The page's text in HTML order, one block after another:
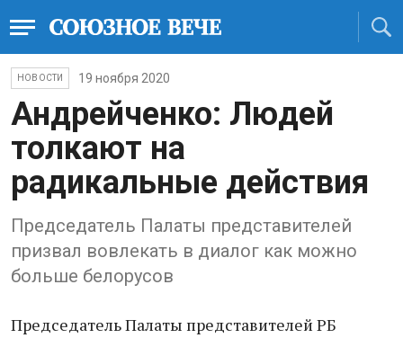
НОВОСТИ 19 ноября 2020
Андрейченко: Людей
толкают на
радикальные действия
Председатель Палаты представителей
призвал вовлекать в диалог как можно
больше белорусов
Председатель Палаты представителей РБ